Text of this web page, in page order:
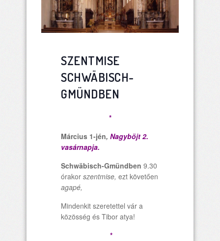
SZENTMISE
SCHWÄBISCH-
GMÜNDBEN
*
Március 1-jén, Nagyböjt 2.
vasárnapja.
Schwäbisch-Gmündben 9.30
órakor szentmise, ezt követően
agapé,
Mindenkit szeretettel vár a
közösség és Tibor atya!
*